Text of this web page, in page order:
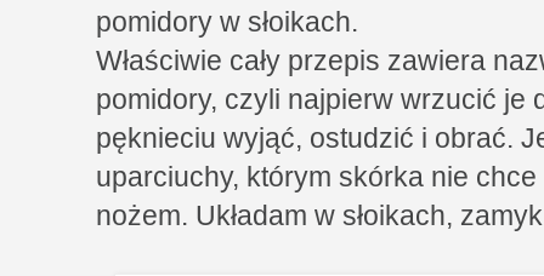
pomidory w słoikach.
Właściwie cały przepis zawiera
pomidory, czyli najpierw wrzucić je
pęknieciu wyjąć, ostudzić i obrać.
uparciuchy, którym skórka nie
nożem. Układam w słoikach,